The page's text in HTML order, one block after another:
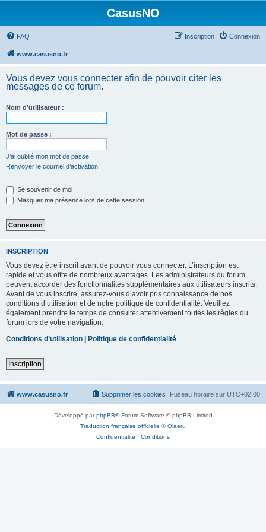
CasusNO
FAQ Connexion
Inscription
www.casusno.fr
Vous devez vous connecter afin de pouvoir citer les
messages de ce forum.
Nom d’utilisateur :
Mot de passe :
J’ai oublié mon mot de passe
Renvoyer le courriel d’activation
Se souvenir de moi
Masquer ma présence lors de cette session
INSCRIPTION
Vous devez être inscrit avant de pouvoir vous connecter. L’inscription est
rapide et vous offre de nombreux avantages. Les administrateurs du forum
peuvent accorder des fonctionnalités supplémentaires aux utilisateurs inscrits.
Avant de vous inscrire, assurez-vous d’avoir pris connaissance de nos
conditions d’utilisation et de notre politique de confidentialité. Veuillez
également prendre le temps de consulter attentivement toutes les règles du
forum lors de votre navigation.
Conditions d’utilisation | Politique de confidentialité
Inscription
www.casusno.fr Fuseau horaire sur UTC+02:00
Supprimer les cookies
Développé parphpBB® Forum Software © phpBB Limited
Traduction française officielle ©Qiaeru
Confidentialité | Conditions